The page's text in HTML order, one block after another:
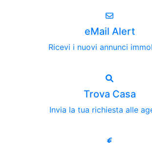
eMail Alert
Ricevi i nuovi annunci
Trova Casa
Invia la tua richiesta alle